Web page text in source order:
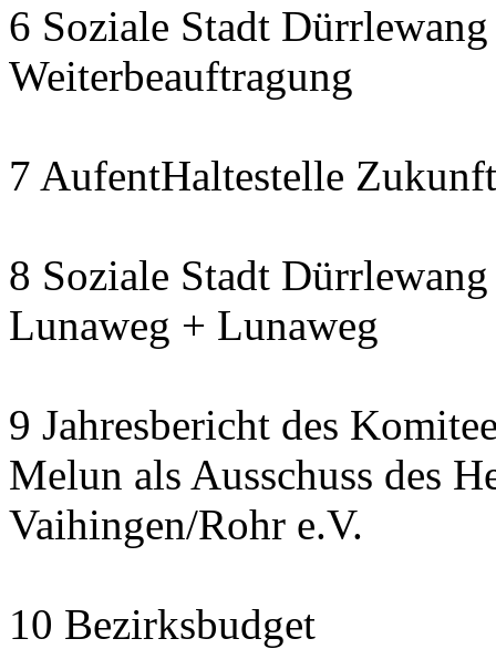
6 Soziale Stadt
Weiterbeauftragung
7 AufentHaltestelle
8 Soziale Stadt
Lunaweg + Lunaweg
9 Jahresbericht des
Melun als Ausschuss des
Vaihingen/Rohr e.V.
10 Bezirksbudget